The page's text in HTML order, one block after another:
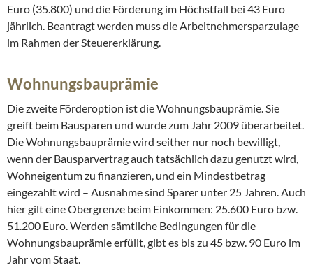
Euro (35.800) und die Förderung im Höchstfall bei 43 Euro
jährlich. Beantragt werden muss die Arbeitnehmersparzulage
im Rahmen der Steuererklärung.
Wohnungsbauprämie
Die zweite Förderoption ist die Wohnungsbauprämie. Sie
greift beim Bausparen und wurde zum Jahr 2009 überarbeitet.
Die Wohnungsbauprämie wird seither nur noch bewilligt,
wenn der Bausparvertrag auch tatsächlich dazu genutzt wird,
Wohneigentum zu finanzieren, und ein Mindestbetrag
eingezahlt wird – Ausnahme sind Sparer unter 25 Jahren. Auch
hier gilt eine Obergrenze beim Einkommen: 25.600 Euro bzw.
51.200 Euro. Werden sämtliche Bedingungen für die
Wohnungsbauprämie erfüllt, gibt es bis zu 45 bzw. 90 Euro im
Jahr vom Staat.